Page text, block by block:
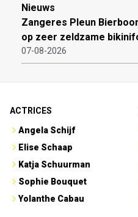
Nieuws
Zangeres Pleun
op zeer zeldzame
07-08-2026
ACTRICES
Angela Schijf
Elise Schaap
Katja Schuurman
Sophie Bouquet
Yolanthe Cabau